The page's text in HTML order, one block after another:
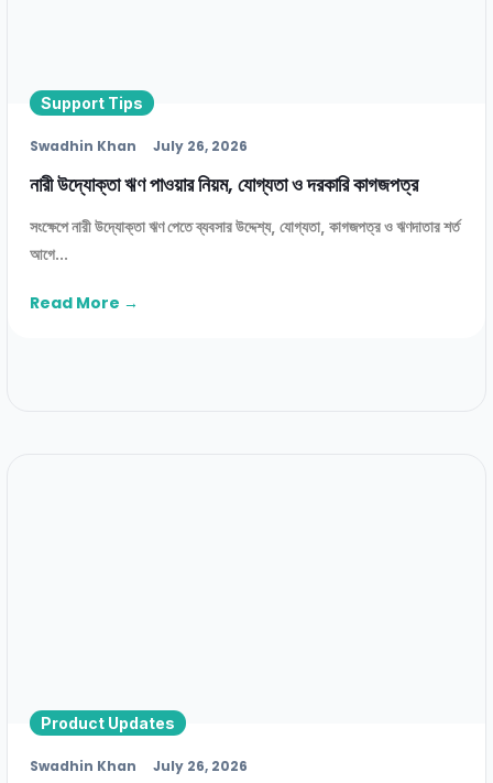
Support Tips
Swadhin Khan July 26, 2026
নারী উদ্যোক্তা ঋণ পাওয়ার নিয়ম, যোগ্যতা ও দরকারি কাগজপত্র
সংক্ষেপে নারী উদ্যোক্তা ঋণ পেতে ব্যবসার উদ্দেশ্য, যোগ্যতা, কাগজপত্র ও ঋণদাতার শর্ত
আগে...
Read More →
Product Updates
Swadhin Khan July 26, 2026